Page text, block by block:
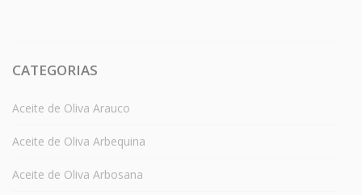
CATEGORIAS
Aceite de Oliva Arauco
Aceite de Oliva Arbequina
Aceite de Oliva Arbosana